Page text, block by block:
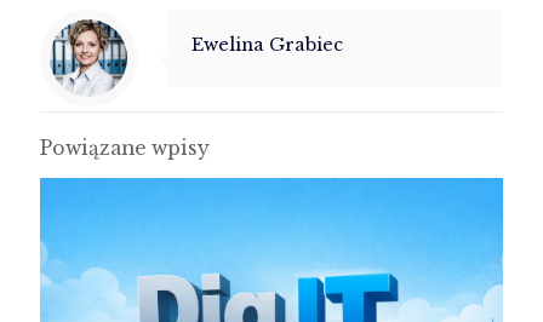
Ewelina Grabiec
Powiązane wpisy